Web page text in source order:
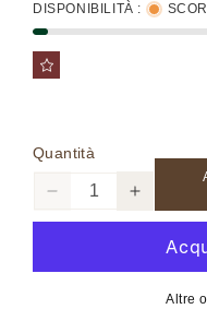
DISPONIBILITÀ :
Quantità
Diminuisci
quantità
VENUS-
15225630021
quantità
VENUS-
Altre